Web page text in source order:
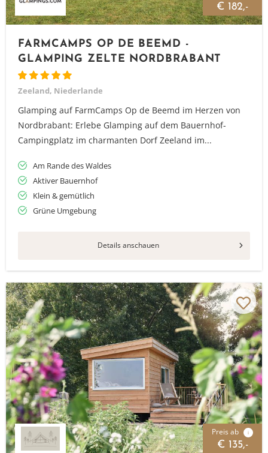
€ 182,-
FARMCAMPS OP DE BEEMD -
GLAMPING ZELTE NORDBRABANT
Zeeland, Niederlande
Glamping auf FarmCamps Op de Beemd im Herzen von
Nordbrabant: Erlebe Glamping auf dem Bauernhof-
Campingplatz im charmanten Dorf Zeeland im...
Am Rande des Waldes
Aktiver Bauernhof
Klein & gemütlich
Grüne Umgebung
Details anschauen
Preis ab i
€ 135,-